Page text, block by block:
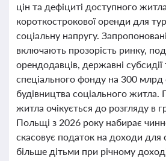
цін та дефіциті доступного
короткострокової оренди для
соціальну напругу.
включають прозорість ринку,
орендодавців, державні субсидії
спеціального фонду на 300 млрд
будівництва соціального житла.
житла очікується до розгляду в
Польщі з 2026 року набирає
скасовує податок на доходи для
більше дітьми при річному